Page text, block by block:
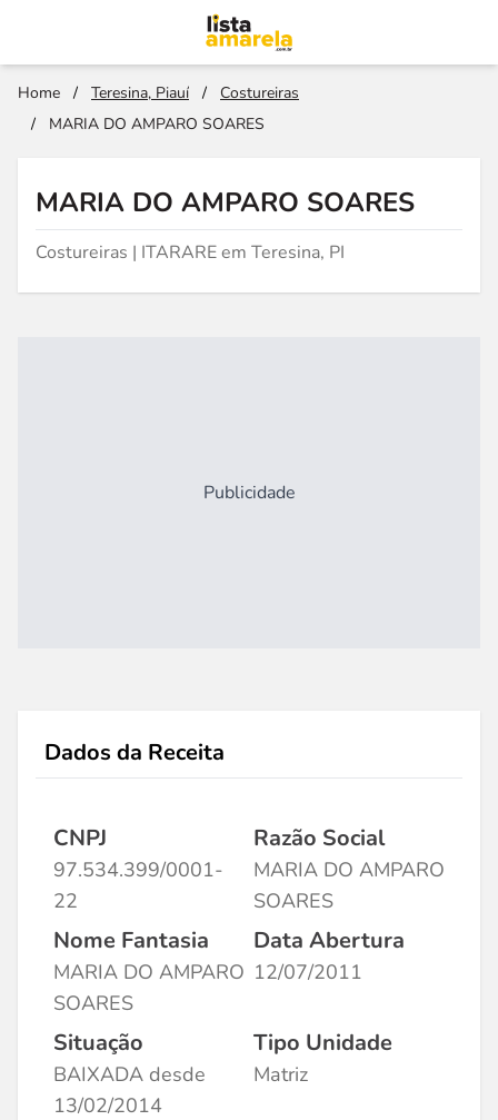
Home / Teresina, Piauí /
Costureiras
/
MARIA DO AMPARO SOARES
MARIA DO AMPARO SOARES
Costureiras | ITARARE em Teresina, PI
Publicidade
Dados da Receita
CNPJ
97.534.399/0001-
22
Razão Social
MARIA DO AMPARO
SOARES
Nome Fantasia
MARIA DO AMPARO
SOARES
Data Abertura
12/07/2011
Situação
BAIXADA desde
13/02/2014
Tipo Unidade
Matriz